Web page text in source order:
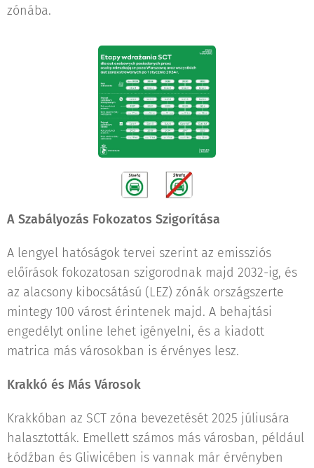
zónába.
A Szabályozás Fokozatos Szigorítása
A lengyel hatóságok tervei szerint az emissziós
előírások fokozatosan szigorodnak majd 2032-ig, és
az alacsony kibocsátású (LEZ) zónák országszerte
mintegy 100 várost érintenek majd. A behajtási
engedélyt online lehet igényelni, és a kiadott
matrica más városokban is érvényes lesz.
Krakkó és Más Városok
Krakkóban az SCT zóna bevezetését 2025 júliusára
halasztották. Emellett számos más városban, például
Łódźban és Gliwicében is vannak már érvényben